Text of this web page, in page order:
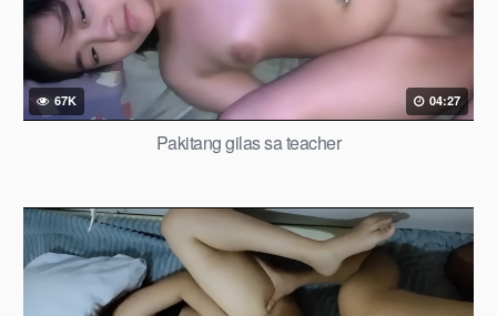
67K 04:27
Pakitang gilas sa teacher